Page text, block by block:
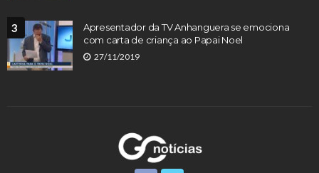
3
Apresentador da TV Anhanguera se emociona
com carta de criança ao Papai Noel
27/11/2019